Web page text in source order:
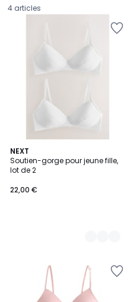
4 articles
NEXT
Soutien-gorge pour jeune fille,
lot de 2
€.
22,00 €
2
Couleurs